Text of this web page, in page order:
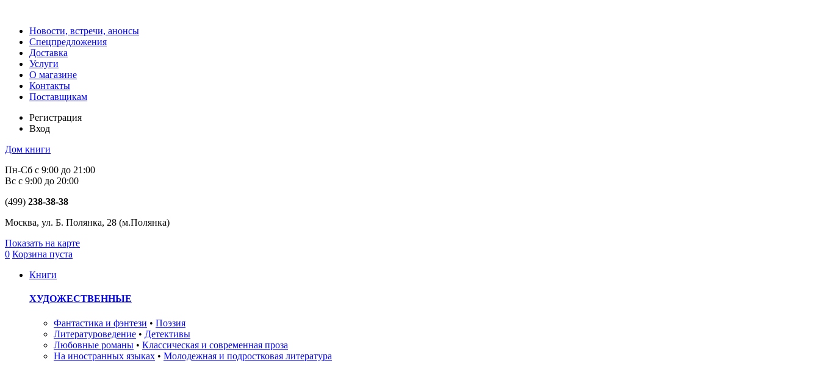
Новости, встречи, анонсы
Спецпредложения
Доставка
Услуги
О магазине
Контакты
Поставщикам
Регистрация
Вход
Дом книги
Пн-Сб с 9:00 до 21:00
Вс с 9:00 до 20:00
(499) 238-38-38
Москва, ул. Б. Полянка, 28 (м.Полянка)
Показать на карте
0 Корзина пуста
Книги
ХУДОЖЕСТВЕННЫЕ
Фантастика и фэнтези • Поэзия
Литературоведение • Детективы
Любовные романы • Классическая и современная проза
На иностранных языках • Молодежная и подростковая литература